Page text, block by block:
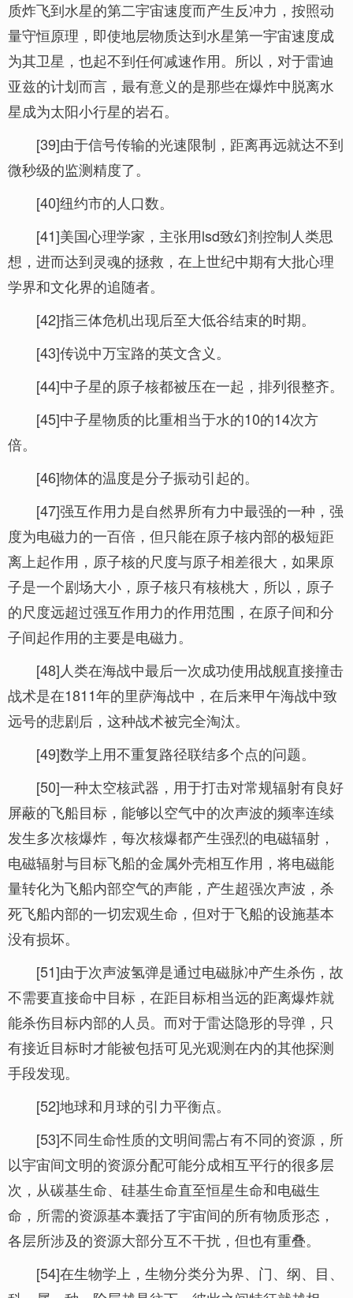
质炸飞到水星的第二宇宙速度而产生反冲力，按照动
量守恒原理，即使地层物质达到水星第一宇宙速度成
为其卫星，也起不到任何减速作用。所以，对于雷迪
亚兹的计划而言，最有意义的是那些在爆炸中脱离水
星成为太阳小行星的岩石。
[39]由于信号传输的光速限制，距离再远就达不到
微秒级的监测精度了。
[40]纽约市的人口数。
[41]美国心理学家，主张用lsd致幻剂控制人类思
想，进而达到灵魂的拯救，在上世纪中期有大批心理
学界和文化界的追随者。
[42]指三体危机出现后至大低谷结束的时期。
[43]传说中万宝路的英文含义。
[44]中子星的原子核都被压在一起，排列很整齐。
[45]中子星物质的比重相当于水的10的14次方
倍。
[46]物体的温度是分子振动引起的。
[47]强互作用力是自然界所有力中最强的一种，强
度为电磁力的一百倍，但只能在原子核内部的极短距
离上起作用，原子核的尺度与原子相差很大，如果原
子是一个剧场大小，原子核只有核桃大，所以，原子
的尺度远超过强互作用力的作用范围，在原子间和分
子间起作用的主要是电磁力。
[48]人类在海战中最后一次成功使用战舰直接撞击
战术是在1811年的里萨海战中，在后来甲午海战中致
远号的悲剧后，这种战术被完全淘汰。
[49]数学上用不重复路径联结多个点的问题。
[50]一种太空核武器，用于打击对常规辐射有良好
屏蔽的飞船目标，能够以空气中的次声波的频率连续
发生多次核爆炸，每次核爆都产生强烈的电磁辐射，
电磁辐射与目标飞船的金属外壳相互作用，将电磁能
量转化为飞船内部空气的声能，产生超强次声波，杀
死飞船内部的一切宏观生命，但对于飞船的设施基本
没有损坏。
[51]由于次声波氢弹是通过电磁脉冲产生杀伤，故
不需要直接命中目标，在距目标相当远的距离爆炸就
能杀伤目标内部的人员。而对于雷达隐形的导弹，只
有接近目标时才能被包括可见光观测在内的其他探测
手段发现。
[52]地球和月球的引力平衡点。
[53]不同生命性质的文明间需占有不同的资源，所
以宇宙间文明的资源分配可能分成相互平行的很多层
次，从碳基生命、硅基生命直至恒星生命和电磁生
命，所需的资源基本囊括了宇宙间的所有物质形态，
各层所涉及的资源大部分互不干扰，但也有重叠。
[54]在生物学上，生物分类分为界、门、纲、目、